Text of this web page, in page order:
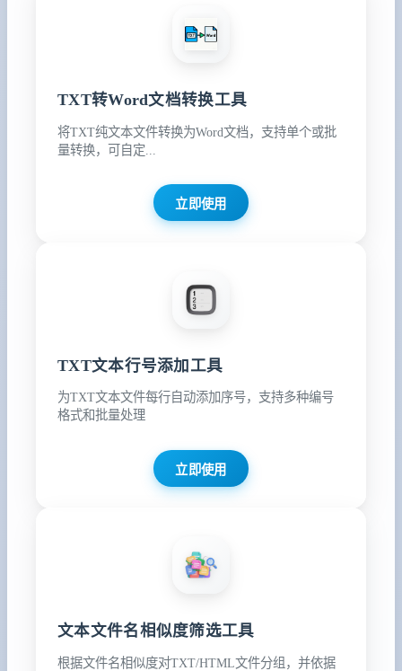
TXT转Word文档转换工具
将TXT纯文本文件转换为Word文档，支持单个或批
量转换，可自定...
立即使用
TXT文本行号添加工具
为TXT文本文件每行自动添加序号，支持多种编号
格式和批量处理
立即使用
文本文件名相似度筛选工具
根据文件名相似度对TXT/HTML文件分组，并依据